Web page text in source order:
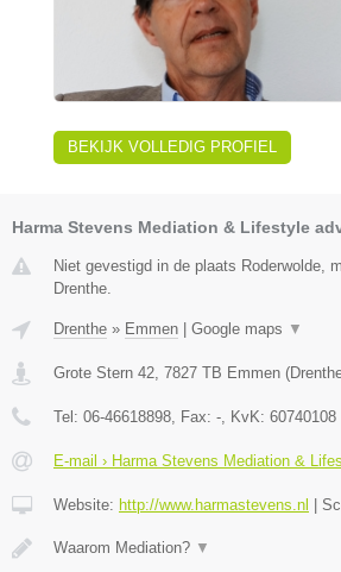
BEKIJK VOLLEDIG PROFIEL
Harma Stevens Mediation & Lifestyle
Niet gevestigd in de plaats Roderwolde,
Drenthe.
Drenthe » Emmen | Google maps ▼
Grote Stern 42 7827 TB Emmen (
Tel: 06-46618898 , Fax: - , KvK: 60740108
E-mail › Harma Stevens Mediation &
Website: http://www.harmastevens.nl |
Waarom Mediation? ▼